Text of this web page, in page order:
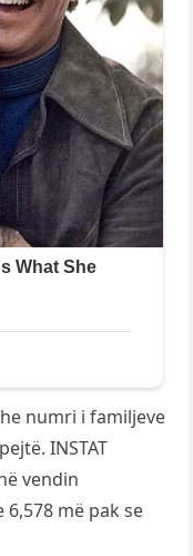
numri i familjeve
INSTAT
vendin
më pak se